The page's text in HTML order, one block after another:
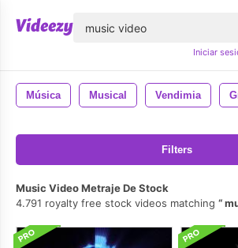
Iniciar
Música Musical Vendimia
Filters
Music Video Metraje De Stock
4.791 royalty free stock videos matching